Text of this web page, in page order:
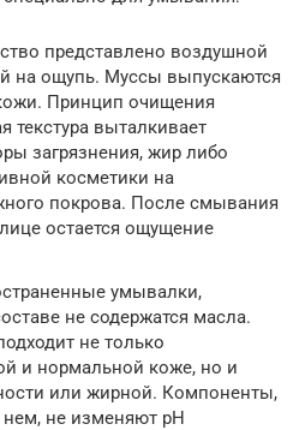
представлено воздушной
на ощупь. Муссы выпускаются
Принцип очищения
текстура выталкивает
загрязнения, жир либо
косметики на
покрова. После смывания
остается ощущение
умывалки,
не содержатся масла.
не только
и нормальной коже, но и
или жирной. Компоненты,
не изменяют pH